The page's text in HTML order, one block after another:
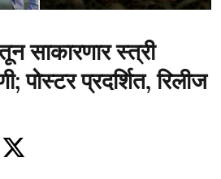
साकारणार स्त्री
पोस्टर प्रदर्शित, रिलीज